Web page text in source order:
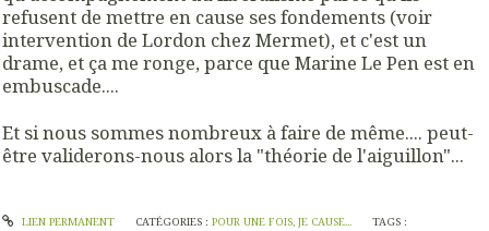
refusent de mettre en cause ses fondements (voir
intervention de Lordon chez Mermet), et c'est un
drame, et ça me ronge, parce que Marine Le Pen est en
embuscade....
Et si nous sommes nombreux à faire de même.... peut-
être validerons-nous alors la "théorie de l'aiguillon"...
LIEN PERMANENT CATÉGORIES : POUR UNE FOIS, JE CAUSE...
TAGS :